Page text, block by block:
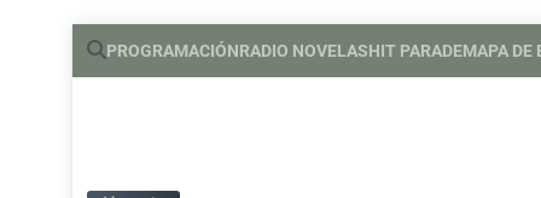
Saltar
PROGRAMACIÓNRADIO NOVELASHIT PARADEMAPA DE